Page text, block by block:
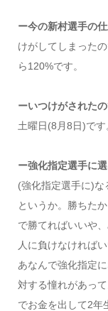
ー今の新村選手の
けがしてしまった
ら120%です。
ーいつけがされた
土曜日(8月8日)です
ー強化指定選手に
(強化指定選手に)な
というか。勝ちた
で勝てればいいや
人に負けなければ
あなんで強化指定
対する憧れがあっ
でお金を出して2年